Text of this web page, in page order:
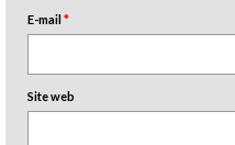
E-mail*
Site web